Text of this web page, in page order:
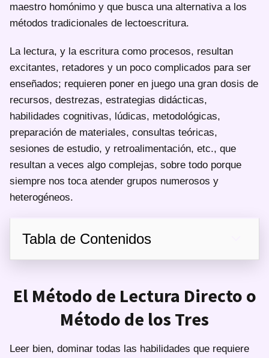
maestro homónimo y que busca una alternativa a los
métodos tradicionales de lectoescritura.
La lectura, y la escritura como procesos, resultan
excitantes, retadores y un poco complicados para ser
enseñados; requieren poner en juego una gran dosis de
recursos, destrezas, estrategias didácticas,
habilidades cognitivas, lúdicas, metodológicas,
preparación de materiales, consultas teóricas,
sesiones de estudio, y retroalimentación, etc., que
resultan a veces algo complejas, sobre todo porque
siempre nos toca atender grupos numerosos y
heterogéneos.
Tabla de Contenidos
El Método de Lectura Directo o
Método de los Tres
Leer bien, dominar todas las habilidades que requiere